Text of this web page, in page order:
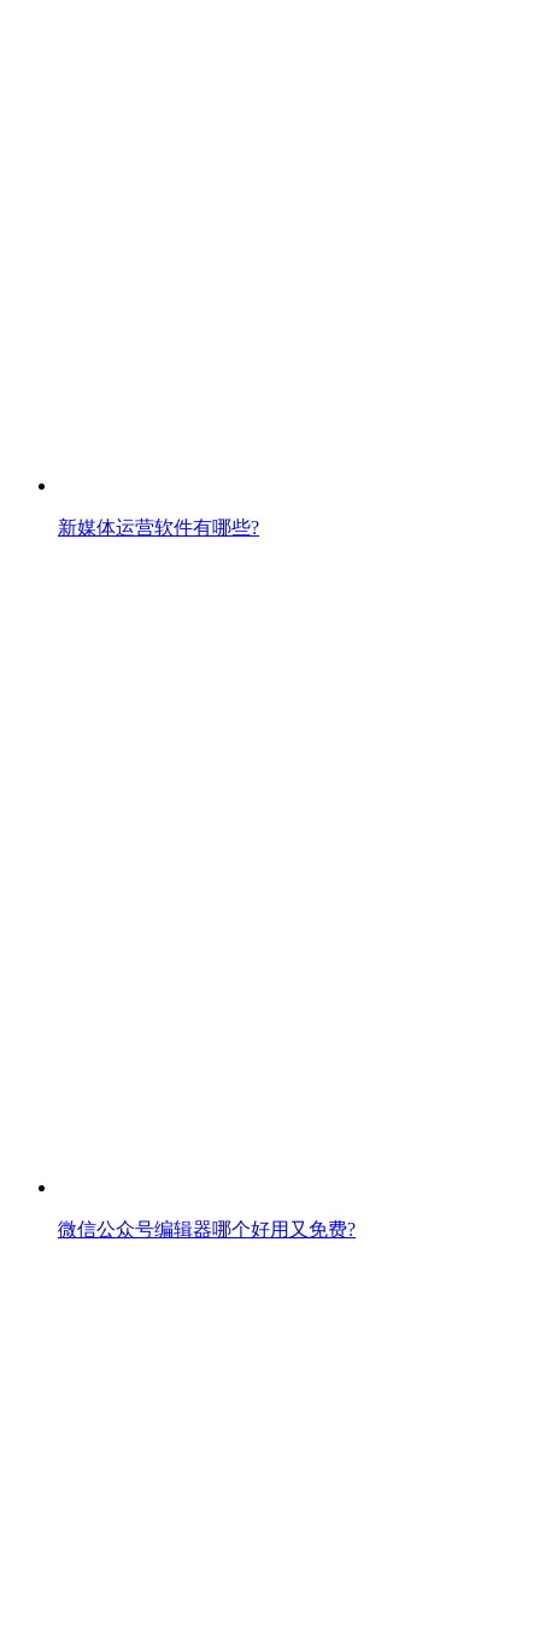
新媒体运营软件有哪些?
微信公众号编辑器哪个好用又免费?